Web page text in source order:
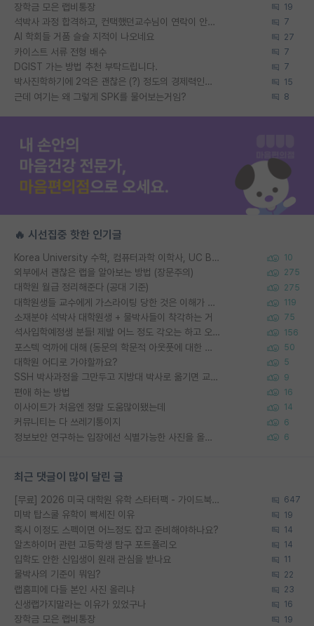
장학금 모은 랩비통장 19
석박사 과정 합격하고, 컨택했던교수님이 연락이 안됩니다... 7
AI 학회들 거품 슬슬 지적이 나오네요 27
카이스트 서류 전형 배수 7
DGIST 가는 방법 추천 부탁드립니다. 7
박사진학하기에 2억은 괜찮은 (?) 정도의 경제력인가요 15
근데 여기는 왜 그렇게 SPK를 물어보는거임? 8
🔥 시선집중 핫한 인기글
Korea University 수학, 컴퓨터과학 이학사, UC Berkeley 산업공학 대학원 공학박사가 되는 것은 쉽지 않겠죠? 10
외부에서 괜찮은 랩을 알아보는 방법 (장문주의) 275
대학원 월급 정리해준다 (공대 기준) 275
대학원생들 교수에게 가스라이팅 당한 것은 이해가 갑니다. 안타깝네요. 119
소재분야 석박사 대학원생 + 물박사들이 착각하는 거 75
석사입학예정생 분들! 제발 어느 정도 각오는 하고 오세요. 156
포스텍 억까에 대해 (동문의 학문적 아웃풋에 대한 반박) 50
대학원 어디로 가야할까요? 5
SSH 박사과정을 그만두고 지방대 박사로 옮기면 교수의 꿈은 끝일까요? 9
편애 하는 방법 16
이사이트가 처음엔 정말 도움많이됐는데 14
커뮤니티는 다 쓰레기통이지 6
정보보안 연구하는 입장에선 식별가능한 사진을 올리는건 비추이긴함 6
최근 댓글이 많이 달린 글
[무료] 2026 미국 대학원 유학 스타터팩 - 가이드북 & 합격자 컨택메일 템플릿 647
미박 탑스쿨 유학이 빡세진 이유 19
혹시 이정도 스펙이면 어느정도 잡고 준비해야하나요? 14
알츠하이머 관련 고등학생 탐구 포트폴리오 14
입학도 안한 신입생이 원래 관심을 받나요 11
물박사의 기준이 뭐임? 22
랩홈피에 다들 본인 사진 올리냐 23
신생랩가지말라는 이유가 있었구나 16
장학금 모은 랩비통장 19